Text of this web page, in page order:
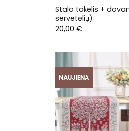
Stalo takelis +
servetėlių)
20,00 €
NAUJIENA